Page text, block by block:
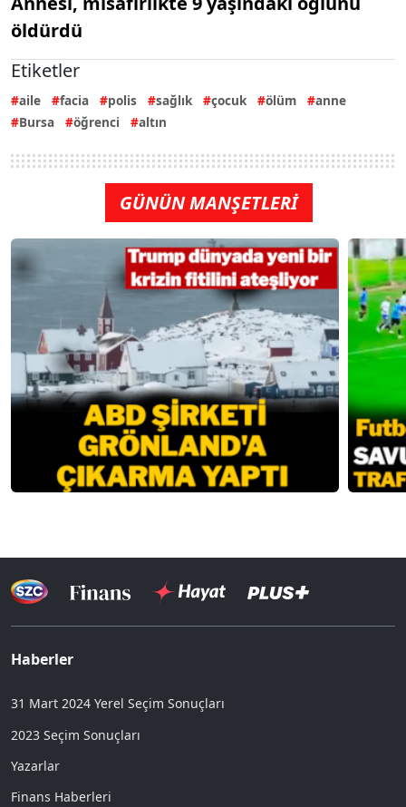
öldürdü
Etiketler
aile facia polis sağlık çocuk ölüm
anne
Bursa
öğrenci altın
GÜNÜN MANŞETLERİ
Haberler
31 Mart 2024 Yerel Seçim Sonuçları
2023 Seçim Sonuçları
Yazarlar
Finans Haberleri